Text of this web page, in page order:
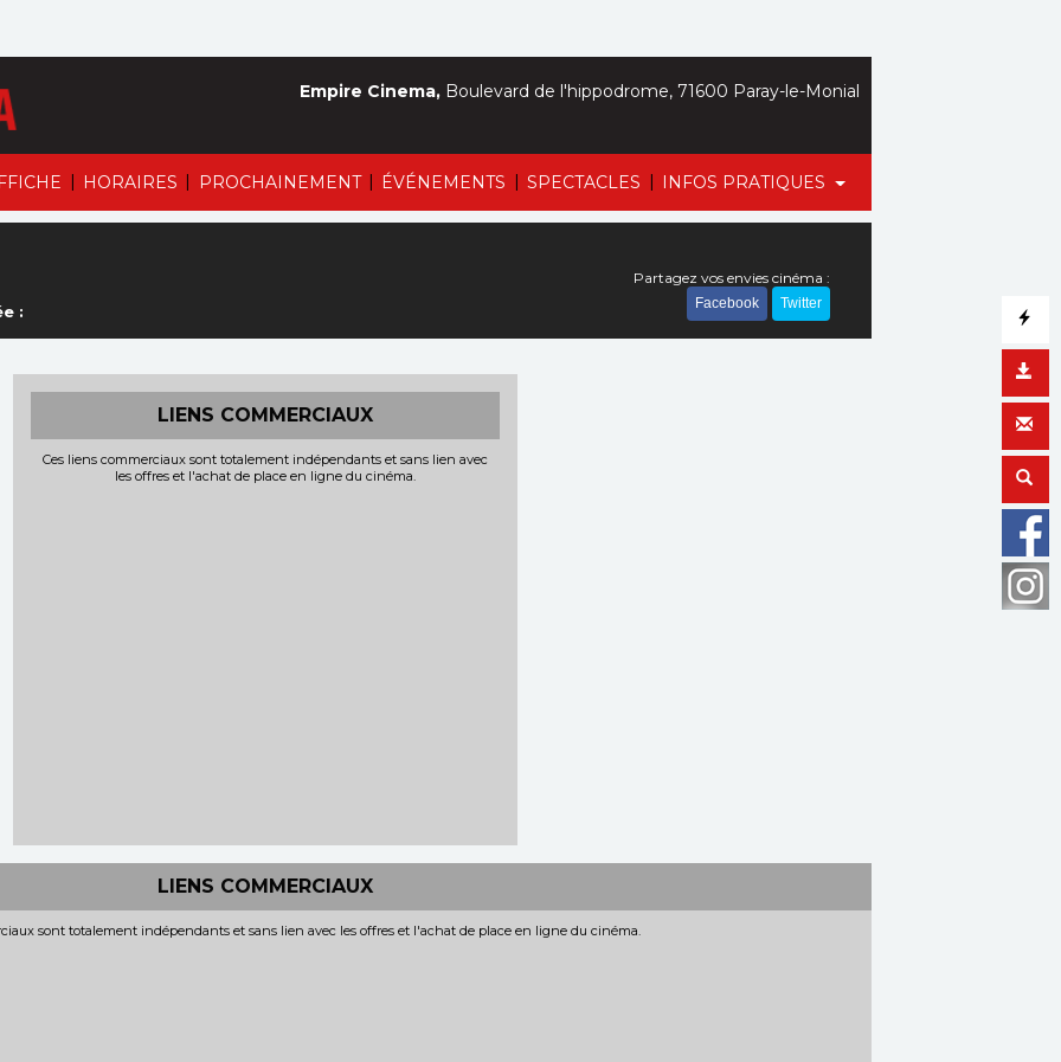
| HORAIRES | PROCHAINEMENT | ÉVÉNEMENTS | SPECTACLES | INFOS PRATIQUES
Empire Cinema, Boulevard de l'hippodrome, 71600 Paray-le-Monial
:
Partagez vos envies cinéma :
Facebook Twitter
LIENS COMMERCIAUX
Ces liens commerciaux sont totalement indépendants et sans lien avec
les offres et l'achat de place en ligne du cinéma.
LIENS COMMERCIAUX
sont totalement indépendants et sans lien avec les offres et l'achat de place en ligne du cinéma.